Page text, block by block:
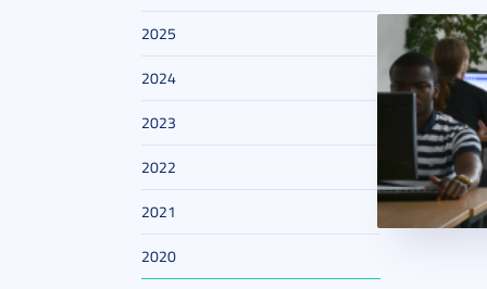
2025
2024
2023
2022
2021
2020